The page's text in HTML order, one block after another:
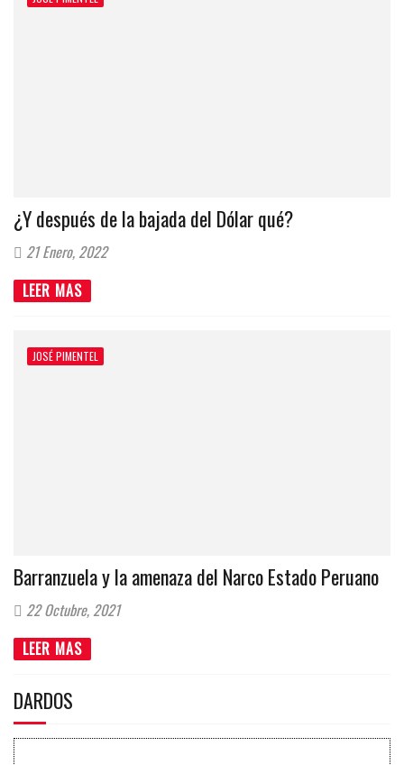
¿Y después de la bajada del Dólar qué?
21 Enero, 2022
LEER MAS
JOSÉ PIMENTEL
Barranzuela y la amenaza del Narco Estado Peruano
22 Octubre, 2021
LEER MAS
DARDOS